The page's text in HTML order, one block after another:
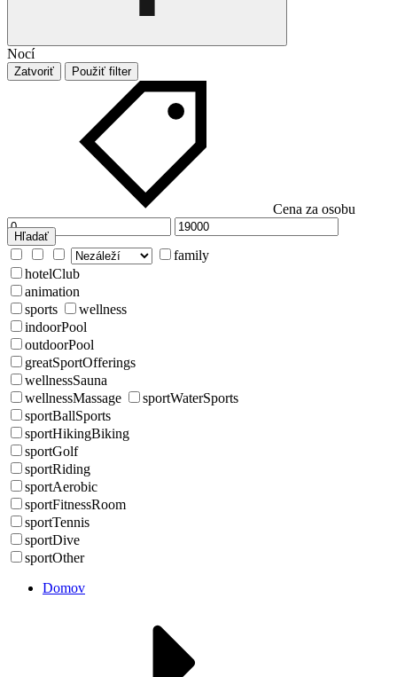
Nocí
Zatvoriť Použiť filter
Cena za osobu
Hľadať
family
hotelClub
animation
sports
wellness
indoorPool
outdoorPool
greatSportOfferings
wellnessSauna
wellnessMassage
sportWaterSports
sportBallSports
sportHikingBiking
sportGolf
sportRiding
sportAerobic
sportFitnessRoom
sportTennis
sportDive
sportOther
Domov